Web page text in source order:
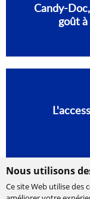
Nous utilisons
Ce site Web utilise des
Candy-
goût